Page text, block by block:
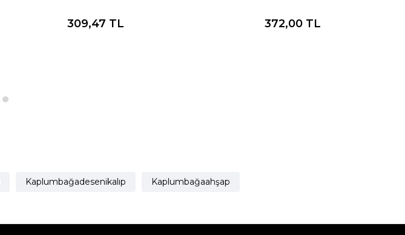
309,47 TL 372,00 TL
Kaplumbağadesenikalıp Kaplumbağaahşap